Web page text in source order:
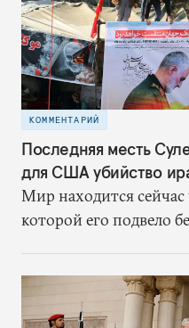
КОММЕНТАРИЙ
Последняя месть
для США убийство
Мир находится
которой его подвело
США, но не сбивал
в нейтральных водах,